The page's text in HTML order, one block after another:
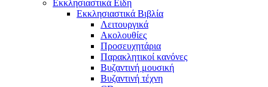
Εκκλησιαστικά Είδη
Εκκλησιαστικά Βιβλία
Λειτουργικά
Ακολουθίες
Προσευχητάρια
Παρακλητικοί κανόνες
Βυζαντινή μουσική
Βυζαντινή τέχνη